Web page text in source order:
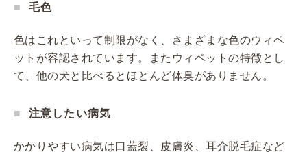
毛色
色はこれといって制限がなく、さまざまな色のウィペ
ットが容認されています。またウィペットの特徴とし
て、他の犬と比べるとほとんど体臭がありません。
注意したい病気
かかりやすい病気は口蓋裂、皮膚炎、耳介脱毛症など